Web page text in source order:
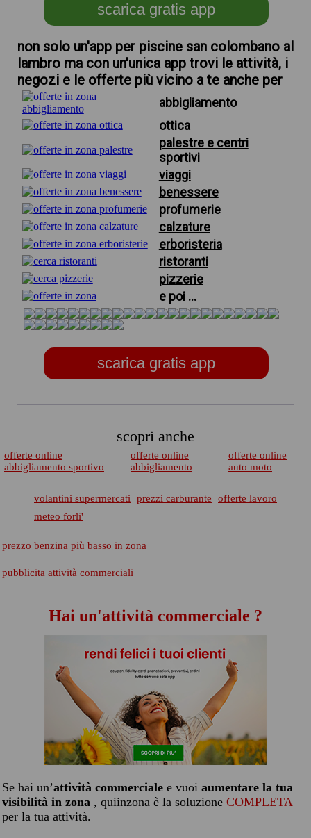
scarica gratis app
non solo un'app per piscine san colombano al
lambro ma con un'unica app trovi le attività, i
negozi e le offerte più vicino a te anche per
abbigliamento
ottica
palestre e centri
sportivi
viaggi
benessere
profumerie
calzature
erboristeria
ristoranti
pizzerie
e poi ...
scarica gratis app
scopri anche
offerte online
abbigliamento sportivo
offerte online
abbigliamento
offerte online
auto moto
volantini supermercati prezzi carburante
offerte lavoro
meteo forli'
prezzo benzina più basso in zona
pubblicita attività commerciali
Hai un'attività commerciale ?
Se hai un’attività commerciale e vuoi aumentare la tua
visibilità in zona , quiinzona è la soluzione COMPLETA
per la tua attività.